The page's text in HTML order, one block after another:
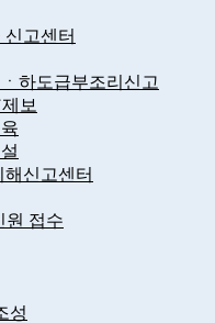
고센터
하도급부조리신고
보
신고센터
원 접수
성